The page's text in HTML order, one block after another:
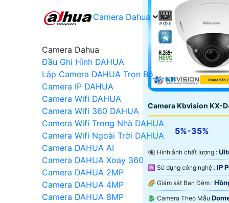
Camera Dahua
Camera Dahua
Đầu Ghi Hình DAHUA
Lắp Camera DAHUA Trọn Bộ
Camera IP DAHUA
Camera Wifi DAHUA
Camera Wifi 360 DAHUA
Camera Wifi Trong Nhà DAHUA
Camera Wifi Ngoài Trời DAHUA
Camera DAHUA AI
Camera DAHUA Xoay 360
Camera DAHUA 2MP
Camera DAHUA 4MP
Camera DAHUA 8MP
Lợi Ích Của Giải Pháp Camera Check Var
Tiêu Chí Chọn Camera Check Var Live
Các Dòng Camera Check Var Live Stream
Quy Trình Lắp Đặt Camera Check Var Live
Dịch Vụ Lắp Đặt Camera Check Var Live
Camera Kbvision KX-
5%-35%
👁️‍🗨 Hình ảnh chất lượng :
⚛️ Sử dụng công nghệ : IP
🌈 Giám sát Ban Đêm :
Hồng Ngoại Smart IR.
🐉️ Camera Theo Mẫu